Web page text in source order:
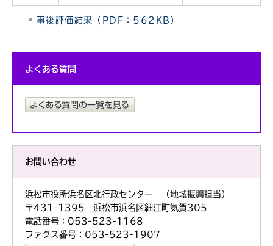
事後評価結果（PDF：562KB）
よくある質問
お問い合わせ
浜松市役所浜名区北行政センター （地域振興担当）
〒431-1395 浜松市浜名区細江町気賀305
電話番号：053-523-1168
ファクス番号：053-523-1907